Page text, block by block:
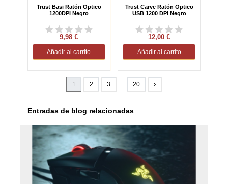
Trust Basi Ratón Óptico
1200DPI Negro
9,98 €
Añadir al carrito
Trust Carve Ratón Óptico
USB 1200 DPI Negro
12,00 €
Añadir al carrito
1 2 3 … 20
Entradas de blog relacionadas